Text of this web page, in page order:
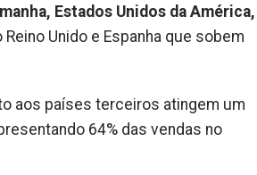
Estados Unidos da América,
Unido e Espanha que sobem
aos países terceiros atingem um
64% das vendas no